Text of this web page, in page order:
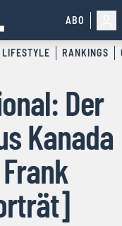
ABO
LIFESTYLE RANKINGS
Der
Kanada